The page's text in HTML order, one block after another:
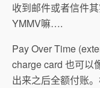
收到邮件或者信件
YMMV嘛….
Pay Over Time
charge card 也可以
出来之后全额付账